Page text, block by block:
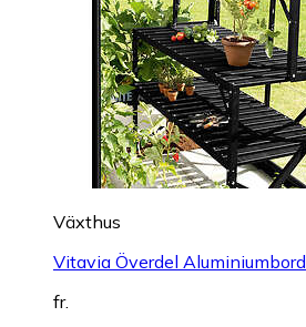
Växthus
Vitavia Överdel Aluminiumbord
fr.